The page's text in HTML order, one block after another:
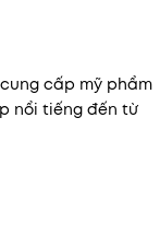
cấp mỹ phẩm
nổi tiếng đến từ